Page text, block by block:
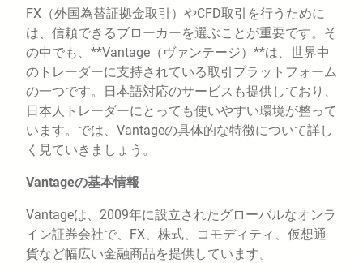
FX（外国為替証拠金取引）やCFD取引を行うために
は、信頼できるブローカーを選ぶことが重要です。そ
の中でも、**Vantage（ヴァンテージ）**は、世界中
のトレーダーに支持されている取引プラットフォーム
の一つです。日本語対応のサービスも提供しており、
日本人トレーダーにとっても使いやすい環境が整って
います。では、Vantageの具体的な特徴について詳し
く見ていきましょう。
Vantageの基本情報
Vantageは、2009年に設立されたグローバルなオンラ
イン証券会社で、FX、株式、コモディティ、仮想通
貨など幅広い金融商品を提供しています。